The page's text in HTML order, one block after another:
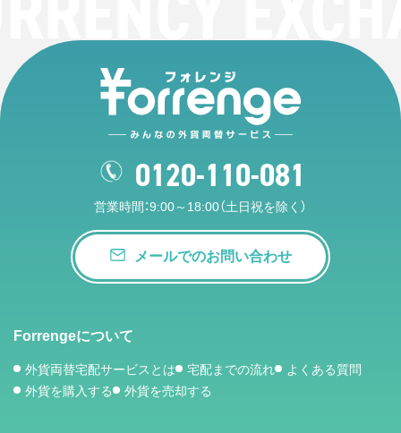
0120-110-081
営業時間：9:00～18:00（土日祝を除く）
メールでのお問い合わせ
Forrengeについて
外貨両替宅配サービスとは 宅配までの流れ
よくある質問
外貨を購入する
外貨を売却する